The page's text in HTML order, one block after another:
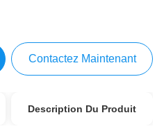
Contactez Maintenant
Description Du Produit